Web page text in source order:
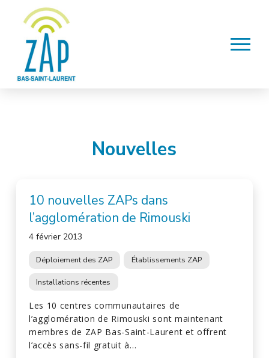
Nouvelles
10 nouvelles ZAPs dans
l’agglomération de Rimouski
4 février 2013
Déploiement des ZAP Établissements ZAP
Installations récentes
Les 10 centres communautaires de
l’agglomération de Rimouski sont maintenant
membres de ZAP Bas-Saint-Laurent et offrent
l’accès sans-fil gratuit à…